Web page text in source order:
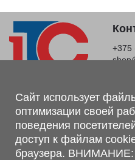
+375
Магазин, склад
г. Минск, Минский р-н, п.
223062
г. Брест, ул. Лейтенанта
Сайт использует
оптимизации своей
поведения
доступ к файлам
браузера. ВНИМАНИЕ: